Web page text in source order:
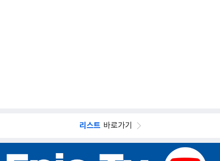
리스트 바로가기